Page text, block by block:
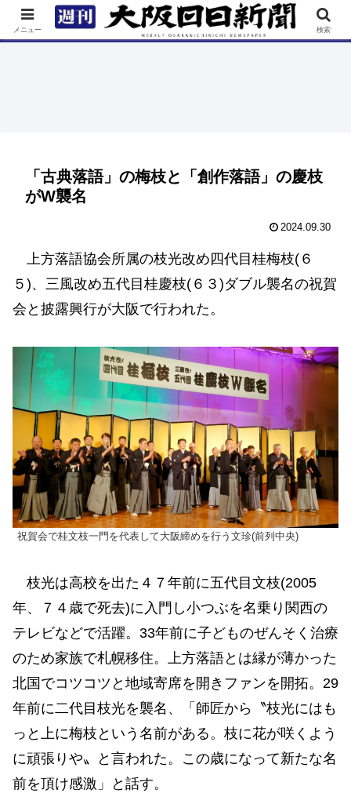
TOP 特集 ニュース 連載 街ネタ イベント
「古典落語」の梅枝と「創作落語」の慶枝
がW襲名
2024.09.30
上方落語協会所属の枝光改め四代目桂梅枝(６
５)、三風改め五代目桂慶枝(６３)ダブル襲名の祝賀
会と披露興行が大阪で行われた。
祝賀会で桂文枝一門を代表して大阪締めを行う文珍(前列中央)
枝光は高校を出た４７年前に五代目文枝(2005
年、７４歳で死去)に入門し小つぶを名乗り関西の
テレビなどで活躍。33年前に子どものぜんそく治療
のため家族で札幌移住。上方落語とは縁が薄かった
北国でコツコツと地域寄席を開きファンを開拓。29
年前に二代目枝光を襲名、「師匠から〝枝光にはも
っと上に梅枝という名前がある。枝に花が咲くよう
に頑張りや〟と言われた。この歳になって新たな名
前を頂け感激」と話す。
メニュー 検索